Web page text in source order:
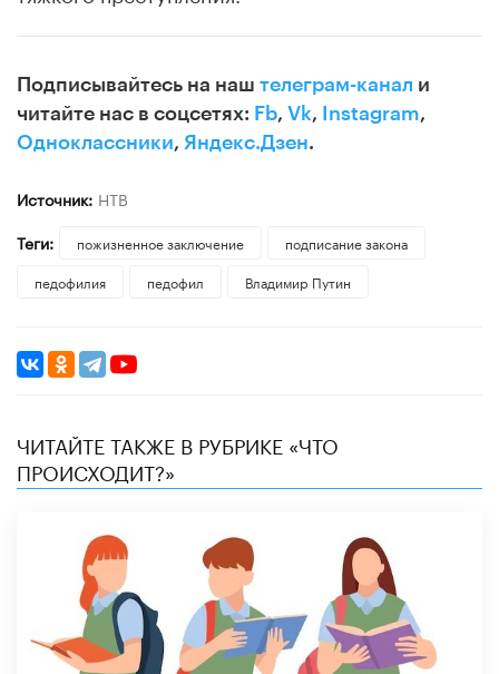
Подписывайтесь на наш телеграм-канал и
читайте нас в соцсетях: Fb, Vk, Instagram,
Одноклассники, Яндекс.Дзен.
Источник: НТВ
Теги:
пожизненное заключение
подписание закона
педофилия
педофил Владимир Путин
ЧИТАЙТЕ ТАКЖЕ В РУБРИКЕ «ЧТО
ПРОИСХОДИТ?»